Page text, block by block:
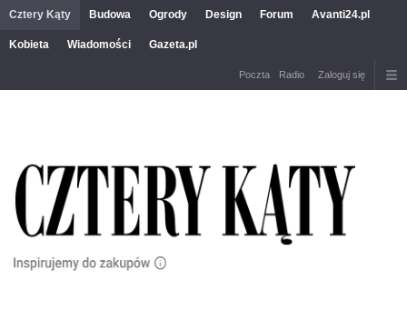
Cztery Kąty Budowa Ogrody Design Forum Avanti24.pl
Kobieta Wiadomości Gazeta.pl
Poczta Radio Zaloguj się